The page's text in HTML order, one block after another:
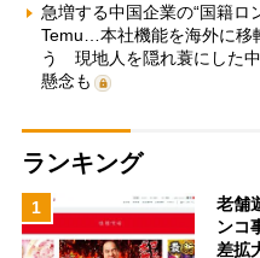
急増する中国企業の“国籍ロ
Temu…本社機能を海外に移
う 現地人を隠れ蓑にした
懸念も
ランキング
1
老舗
ンコ
差拡